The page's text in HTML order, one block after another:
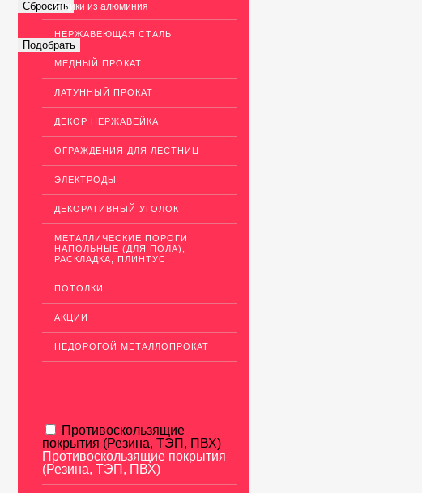
Ящики из алюминия
НЕРЖАВЕЮЩАЯ СТАЛЬ
МЕДНЫЙ ПРОКАТ
ЛАТУННЫЙ ПРОКАТ
ДЕКОР НЕРЖАВЕЙКА
ОГРАЖДЕНИЯ ДЛЯ ЛЕСТНИЦ
ЭЛЕКТРОДЫ
ДЕКОРАТИВНЫЙ УГОЛОК
МЕТАЛЛИЧЕСКИЕ ПОРОГИ
НАПОЛЬНЫЕ (ДЛЯ ПОЛА),
РАСКЛАДКА, ПЛИНТУС
ПОТОЛКИ
АКЦИИ
НЕДОРОГОЙ МЕТАЛЛОПРОКАТ
Противоскользящие
покрытия (Резина, ТЭП, ПВХ)
Противоскользящие покрытия
(Резина, ТЭП, ПВХ)